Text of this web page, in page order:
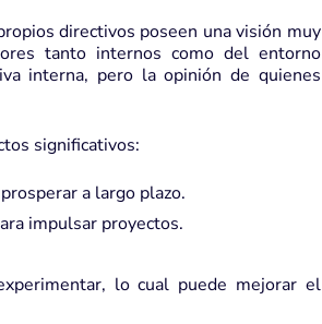
directivos poseen una visión muy
tanto internos como del entorno
interna, pero la opinión de quienes
significativos:
a largo plazo.
impulsar proyectos.
lo cual puede mejorar el